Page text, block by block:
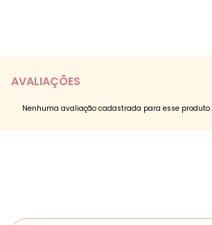
AVALIAÇÕES
Nenhuma avaliação cadastrada para esse produto.